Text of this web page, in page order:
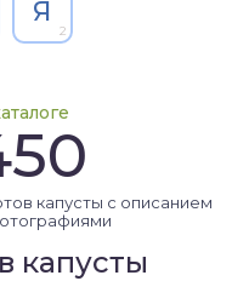
Я
2
капусты с описанием
капусты